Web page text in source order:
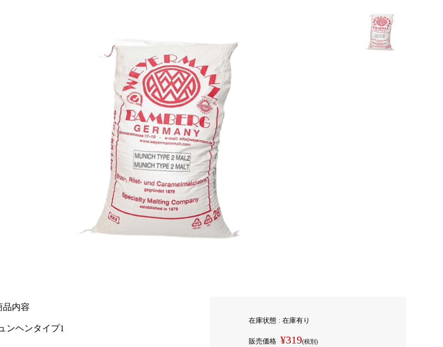
品内容
ンヘンタイプ1
在庫状態 : 在庫有り
販売価格 ¥319(税別)